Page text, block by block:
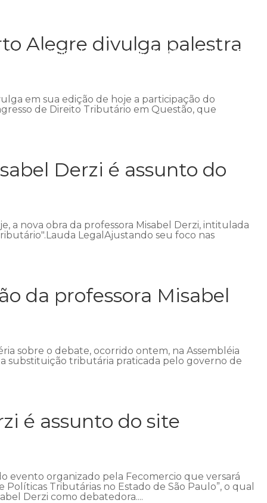
Institucional Áreas de atuação Equipe
Alegre divulga palestra
em sua edição de hoje a participação do
de Direito Tributário em Questão, que
Derzi é assunto do
a nova obra da professora Misabel Derzi, intitulada
LegalAjustando seu foco nas
da professora Misabel
sobre o debate, ocorrido ontem, na Assembléia
substituição tributária praticada pelo governo de
é assunto do site
evento organizado pela Fecomercio que versará
Tributárias no Estado de São Paulo”, o qual
Derzi como debatedora....